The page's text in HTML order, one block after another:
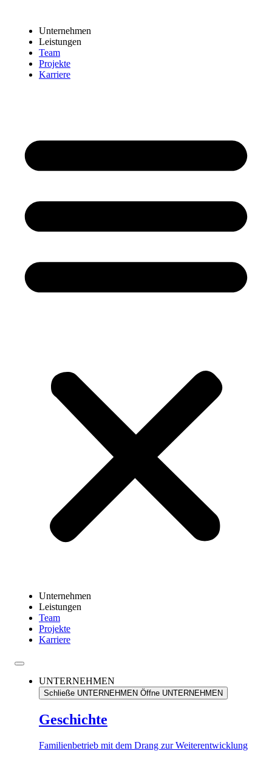
wechselnUnternehmen
Leistungen
Team
Projekte
Karriere
Unternehmen
Leistungen
Team
Projekte
Karriere
UNTERNEHMEN
Schließe UNTERNEHMEN Öffne UNTERNEHMEN
Geschichte
Familienbetrieb mit dem Drang zur Weiterentwicklung